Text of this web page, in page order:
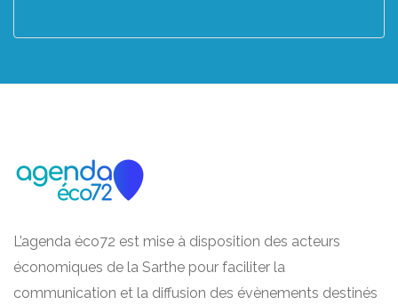
L’agenda éco72 est mise à disposition des acteurs
économiques de la Sarthe pour faciliter la
communication et la diffusion des évènements destinés